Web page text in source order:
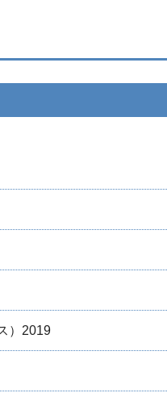
）2019